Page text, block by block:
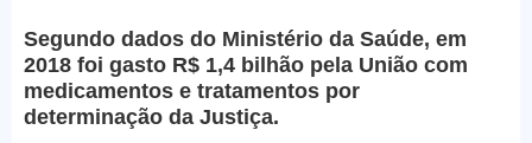
Segundo dados do Ministério da Saúde, em
2018 foi gasto R$ 1,4 bilhão pela União com
medicamentos e tratamentos por
determinação da Justiça.